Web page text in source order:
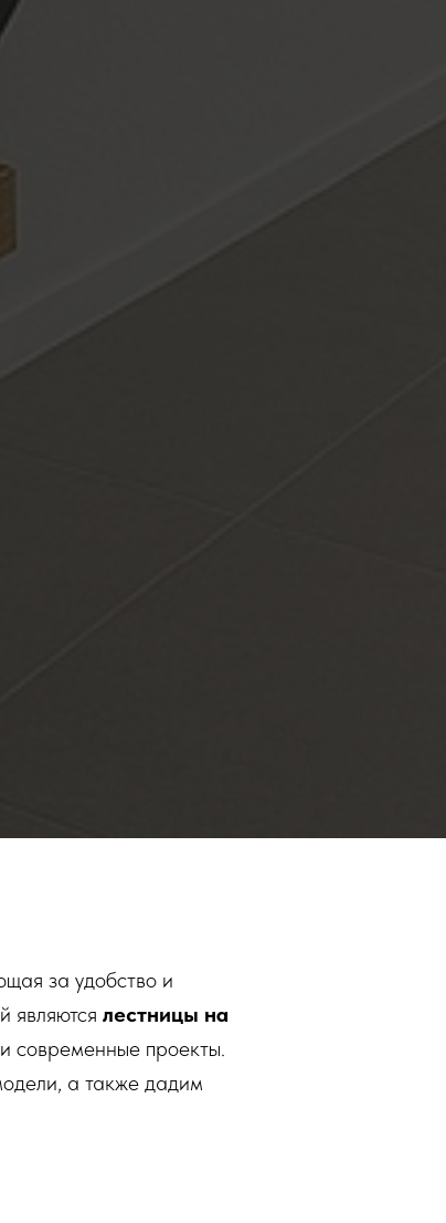
за удобство и
являются лестницы на
современные проекты.
а также дадим